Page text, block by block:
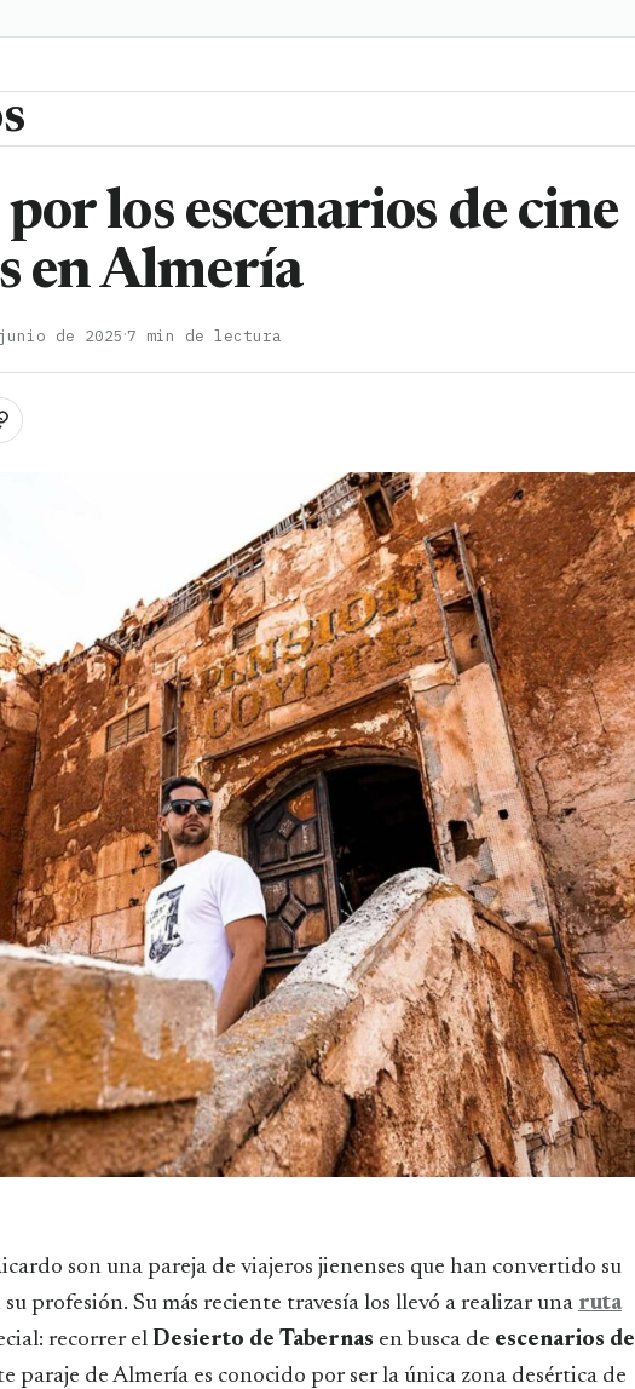
los escenarios de cine
en Almería
de 2025·7 min de lectura
profesión. Su más reciente travesía los llevó a realizar una ruta
recorrer el Desierto de Tabernas en busca de escenarios de
paraje de Almería es conocido por ser la única zona desértica de